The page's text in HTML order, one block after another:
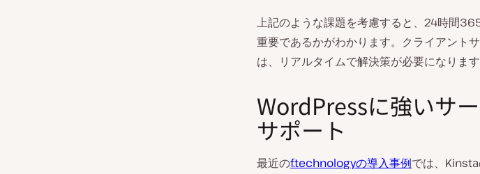
上記のような課題を考慮すると、24時間
重要であるかがわかります。クライアント
は、リアルタイムで解決策が必要になります
WordPressに強いサ
サポート
最近のf.technologyの導入事例では、